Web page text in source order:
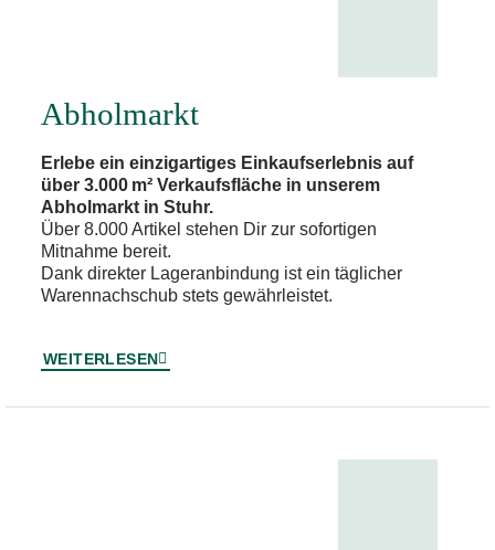
Abholmarkt
Erlebe ein einzigartiges Einkaufserlebnis auf
über 3.000 m² Verkaufsfläche in unserem
Abholmarkt in Stuhr.
Über 8.000 Artikel stehen Dir zur sofortigen
Mitnahme bereit.
Dank direkter Lageranbindung ist ein täglicher
Warennachschub stets gewährleistet.
WEITERLESEN